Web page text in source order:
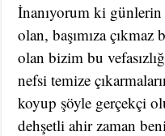
İnanıyorum ki günlerin
olan, başımıza çıkmaz
olan bizim bu
nefsi temize
koyup şöyle gerçekçi
dehşetli ahir zaman